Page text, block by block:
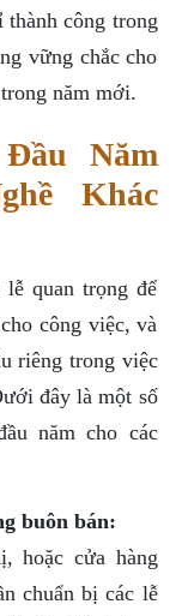
thành công trong
vững chắc cho
năm mới.
Năm
Khác
quan trọng để
công việc, và
riêng trong việc
đây là một số
năm cho các
buôn bán:
hoặc cửa hàng
chuẩn bị các lễ